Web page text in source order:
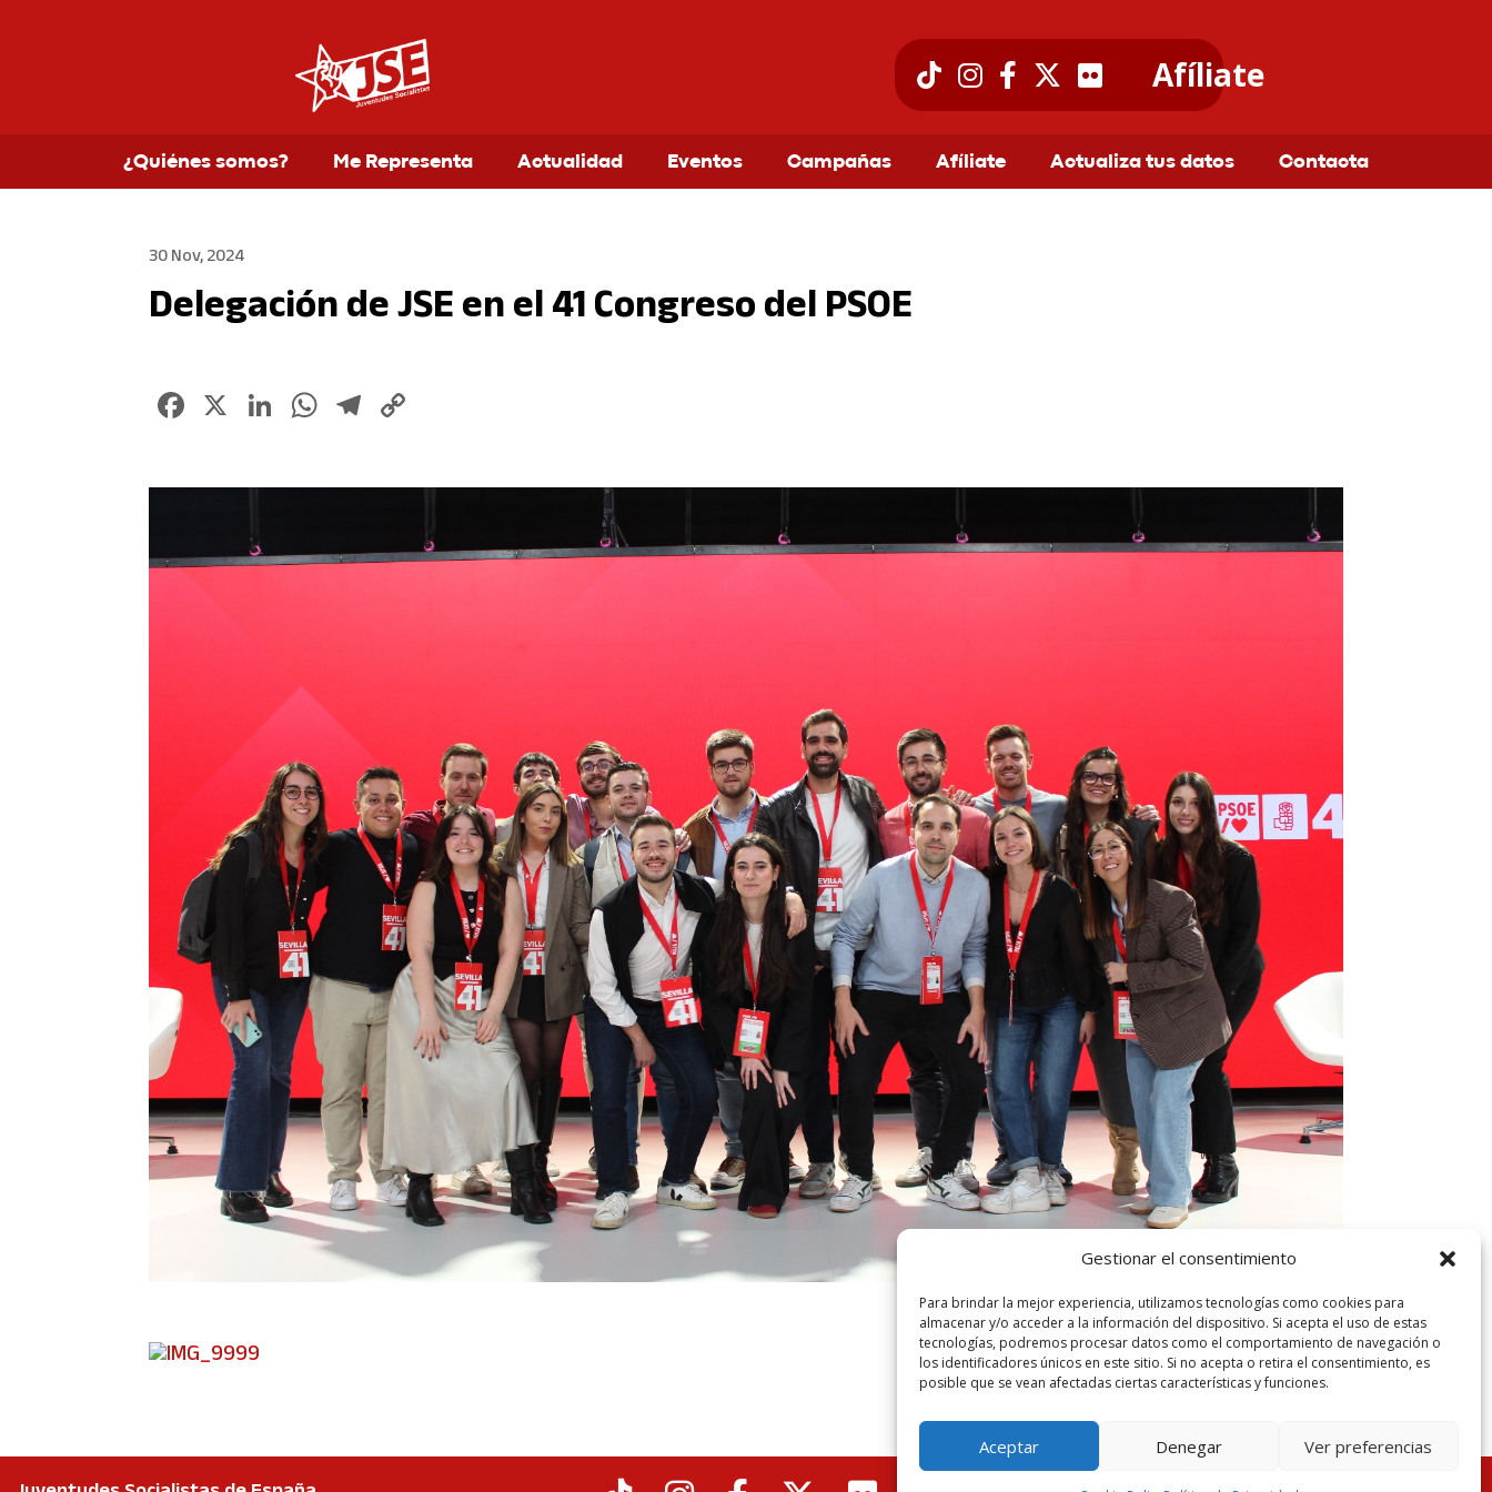
Gestionar el consentimiento
Para brindar la mejor experiencia, utilizamos tecnologías como cookies para
almacenar y/o acceder a la información del dispositivo. Si acepta el uso de estas
tecnologías, podremos procesar datos como el comportamiento de navegación o
los identificadores únicos en este sitio. Si no acepta o retira el consentimiento, es
posible que se vean afectadas ciertas características y funciones.
Aceptar Denegar Ver preferencias
Afíliate
¿Quiénes somos? Me Representa Actualidad Eventos Campañas Afíliate Actualiza tus datos Contacta
30 Nov, 2024
Delegación de JSE en el 41 Congreso del PSOE
Facebook
X LinkedIn
WhatsApp
Telegram